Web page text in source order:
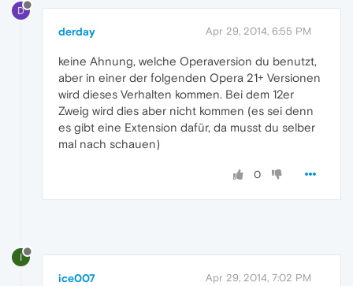
D
derday Apr 29, 2014, 6:55 PM
keine Ahnung, welche Operaversion du benutzt,
aber in einer der folgenden Opera 21+ Versionen
wird dieses Verhalten kommen. Bei dem 12er
Zweig wird dies aber nicht kommen (es sei denn
es gibt eine Extension dafür, da musst du selber
mal nach schauen)
0
I
ice007 Apr 29, 2014, 7:02 PM